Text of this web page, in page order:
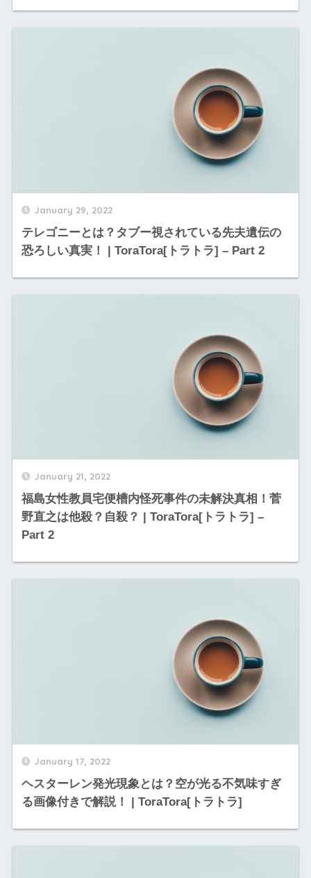
January 29, 2022
テレゴニーとは？タブー視されている先夫遺伝の
恐ろしい真実！ | ToraTora[トラトラ] – Part 2
January 21, 2022
福島女性教員宅便槽内怪死事件の未解決真相！菅
野直之は他殺？自殺？ | ToraTora[トラトラ] –
Part 2
January 17, 2022
ヘスターレン発光現象とは？空が光る不気味すぎ
る画像付きで解説！ | ToraTora[トラトラ]